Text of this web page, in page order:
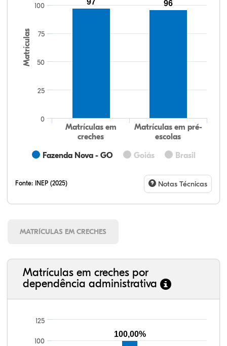
Matrículas
Fazenda Nova - GO Goiás Brasil
Matrículas em
creches
Matrículas em pré-
escolas
0
25
50
75
100 97 96
Fonte: INEP (2025) Notas Técnicas
MATRÍCULAS EM CRECHES
Matrículas em creches por
dependência administrativa
100
125
100,00%